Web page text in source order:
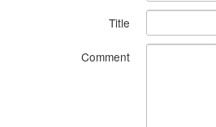
Title
Comment